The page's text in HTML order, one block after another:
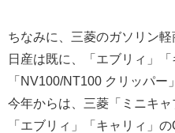
ちなみに、三菱のガソリン軽
日産は既に、「エブリィ」
「NV100/NT100 クリッパー
今年からは、三菱「ミニキャ
「エブリィ」「キャリィ」